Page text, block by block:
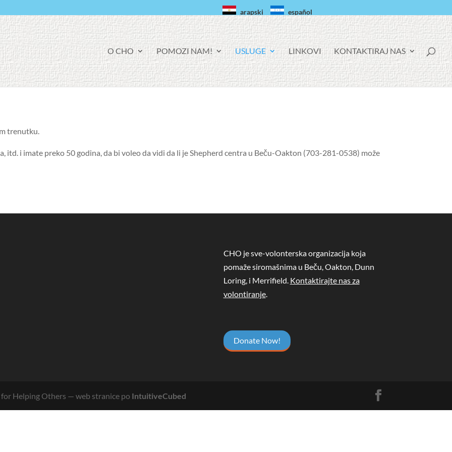
arapski español
F
C
E
O
O CHO POMOZI NAM! USLUGE LINKOVI KONTAKTIRAJ NAS
trenutku.
itd. i imate preko 50 godina, da bi voleo da vidi da li je Shepherd centra u Beču-Oakton (703-281-0538) može
CHO je sve-volonterska organizacija koja
pomaže siromašnima u Beču, Oakton, Dunn
Loring, i Merrifield. Kontaktirajte nas za
volontiranje.
Donate Now!
Helping Others — web stranice po IntuitiveCubed